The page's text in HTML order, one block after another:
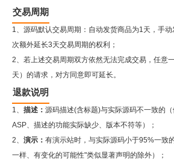
交易周期
1、源码默认交易周期：自动发货商品为1天，手
次额外延长3天交易周期的权利；
2、若上述交易周期双方依然无法完成交易，任意
天）的请求，对方同意即可延长。
退款说明
1、 描述： 源码描述(含标题)与实际源码不一致的
ASP、描述的功能实际缺少、版本不符等）；
2、 演示： 有演示站时，与实际源码小于95%一致
一样、有变化的可能性"类似显著声明的除外）；